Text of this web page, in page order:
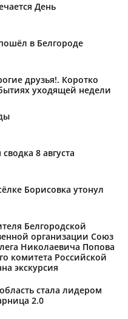
День
в Белгороде
друзья!. Коротко
уходящей недели
8 августа
Борисовка утонул
Белгородской
организации Союз
Николаевича Попова
комитета Российской
экскурсия
стала лидером
2.0